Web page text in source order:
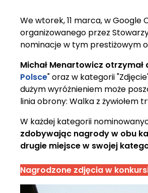
We wtorek, 11 marca, w Google
organizowanego przez
nominacje w tym prestiżowym
Michał Menartowicz otrzymał
Polsce" oraz w kategorii
dużym wyróżnieniem może
linia obrony: Walka z żywiołem
W każdej kategorii
zdobywając nagrody w obu
drugie miejsce w swojej
Nagrodzone zdjęcia w